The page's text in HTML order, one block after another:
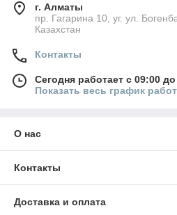
г. Алматы
пр. Гагарина 10, уг. ул.
Казахстан
Контакты
Сегодня работает с 09:00
Показать весь график
О нас
Контакты
Доставка и оплата